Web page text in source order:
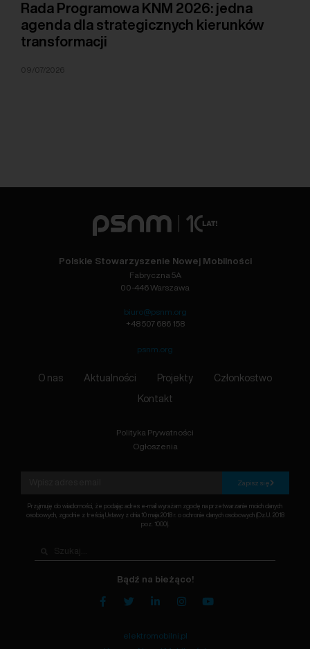
Rada Programowa KNM 2026: jedna
agenda dla strategicznych kierunków
transformacji
09/07/2026
Polskie Stowarzyszenie Nowej Mobilności
Fabryczna 5A
00-446 Warszawa
biuro@psnm.org
+48 507 686 158
psnm.org
O nas Aktualności Projekty Członkostwo
Kontakt
Polityka Prywatności
Ogłoszenia
Zapisz się
Przyjmuję do wiadomości, że podając adres e-mail wyrażam zgodę na przetwarzanie moich danych
osobowych, zgodnie z treścią Ustawy z dnia 10 maja 2018 r. o ochronie danych osobowych (Dz.U. 2018
poz. 1000).
Bądź na bieżąco!
elektromobilni.pl